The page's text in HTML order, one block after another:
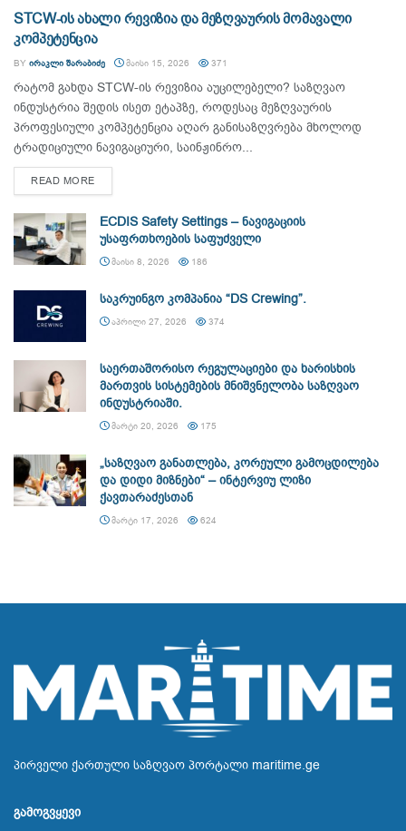
STCW-ის ახალი რევიზია და მეზღვაურის მომავალი
კომპეტენცია
BY ᲘᲠᲐᲙᲚᲘ ᲨᲐᲠᲐᲑᲘᲫᲔ ᲛᲐᲘᲡᲘ 15, 2026 371
რატომ გახდა STCW-ის რევიზია აუცილებელი? საზღვაო
ინდუსტრია შედის ისეთ ეტაპზე, როდესაც მეზღვაურის
პროფესიული კომპეტენცია აღარ განისაზღვრება მხოლოდ
ტრადიციული ნავიგაციური, საინჟინრო...
READ MOREDETAILS
ECDIS Safety Settings – ნავიგაციის
უსაფრთხოების საფუძველი
ᲛᲐᲘᲡᲘ 8, 2026 186
საკრუინგო კომპანია “DS Crewing”.
ᲐᲞᲠᲘᲚᲘ 27, 2026 374
საერთაშორისო რეგულაციები და ხარისხის
მართვის სისტემების მნიშვნელობა საზღვაო
ინდუსტრიაში.
ᲛᲐᲠᲢᲘ 20, 2026 175
„საზღვაო განათლება, კორეული გამოცდილება
და დიდი მიზნები“ – ინტერვიუ ლიზი
ქავთარაძესთან
ᲛᲐᲠᲢᲘ 17, 2026 624
პირველი ქართული საზღვაო პორტალი maritime.ge
გამოგვყევი